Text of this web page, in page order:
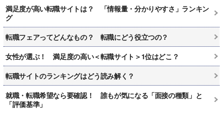
満足度が高い転職サイトは？ 「情報量・分かりやすさ」ランキン
グ
転職フェアってどんなもの？ 転職にどう役立つの？
女性が選ぶ！ 満足度の高い＜転職サイト＞1位はどこ？
転職サイトのランキングはどう読み解く？
就職・転職希望なら要確認！ 誰もが気になる「面接の種類」と
「評価基準」